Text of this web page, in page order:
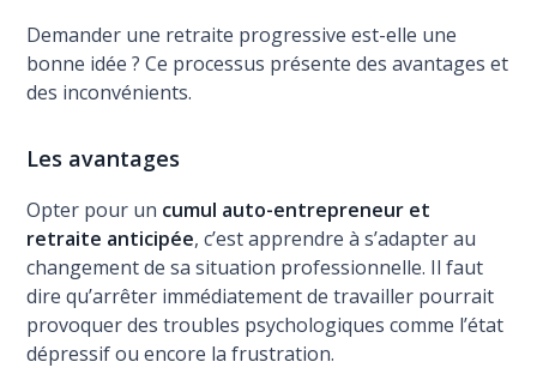
Demander une retraite progressive est-elle une
bonne idée ? Ce processus présente des avantages et
des inconvénients.
Les avantages
Opter pour un cumul auto-entrepreneur et
retraite anticipée, c’est apprendre à s’adapter au
changement de sa situation professionnelle. Il faut
dire qu’arrêter immédiatement de travailler pourrait
provoquer des troubles psychologiques comme l’état
dépressif ou encore la frustration.